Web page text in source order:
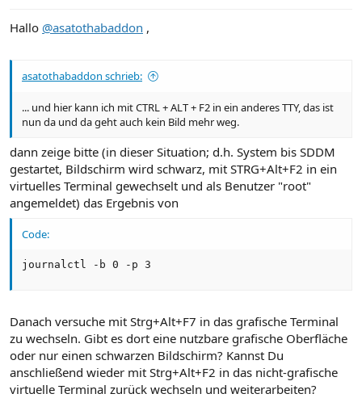
Hallo @asatothabaddon ,
asatothabaddon schrieb:
... und hier kann ich mit CTRL + ALT + F2 in ein anderes TTY, das ist
nun da und da geht auch kein Bild mehr weg.
dann zeige bitte (in dieser Situation; d.h. System bis SDDM
gestartet, Bildschirm wird schwarz, mit STRG+Alt+F2 in ein
virtuelles Terminal gewechselt und als Benutzer "root"
angemeldet) das Ergebnis von
Code:
journalctl -b 0 -p 3
Danach versuche mit Strg+Alt+F7 in das grafische Terminal
zu wechseln. Gibt es dort eine nutzbare grafische Oberfläche
oder nur einen schwarzen Bildschirm? Kannst Du
anschließend wieder mit Strg+Alt+F2 in das nicht-grafische
virtuelle Terminal zurück wechseln und weiterarbeiten?